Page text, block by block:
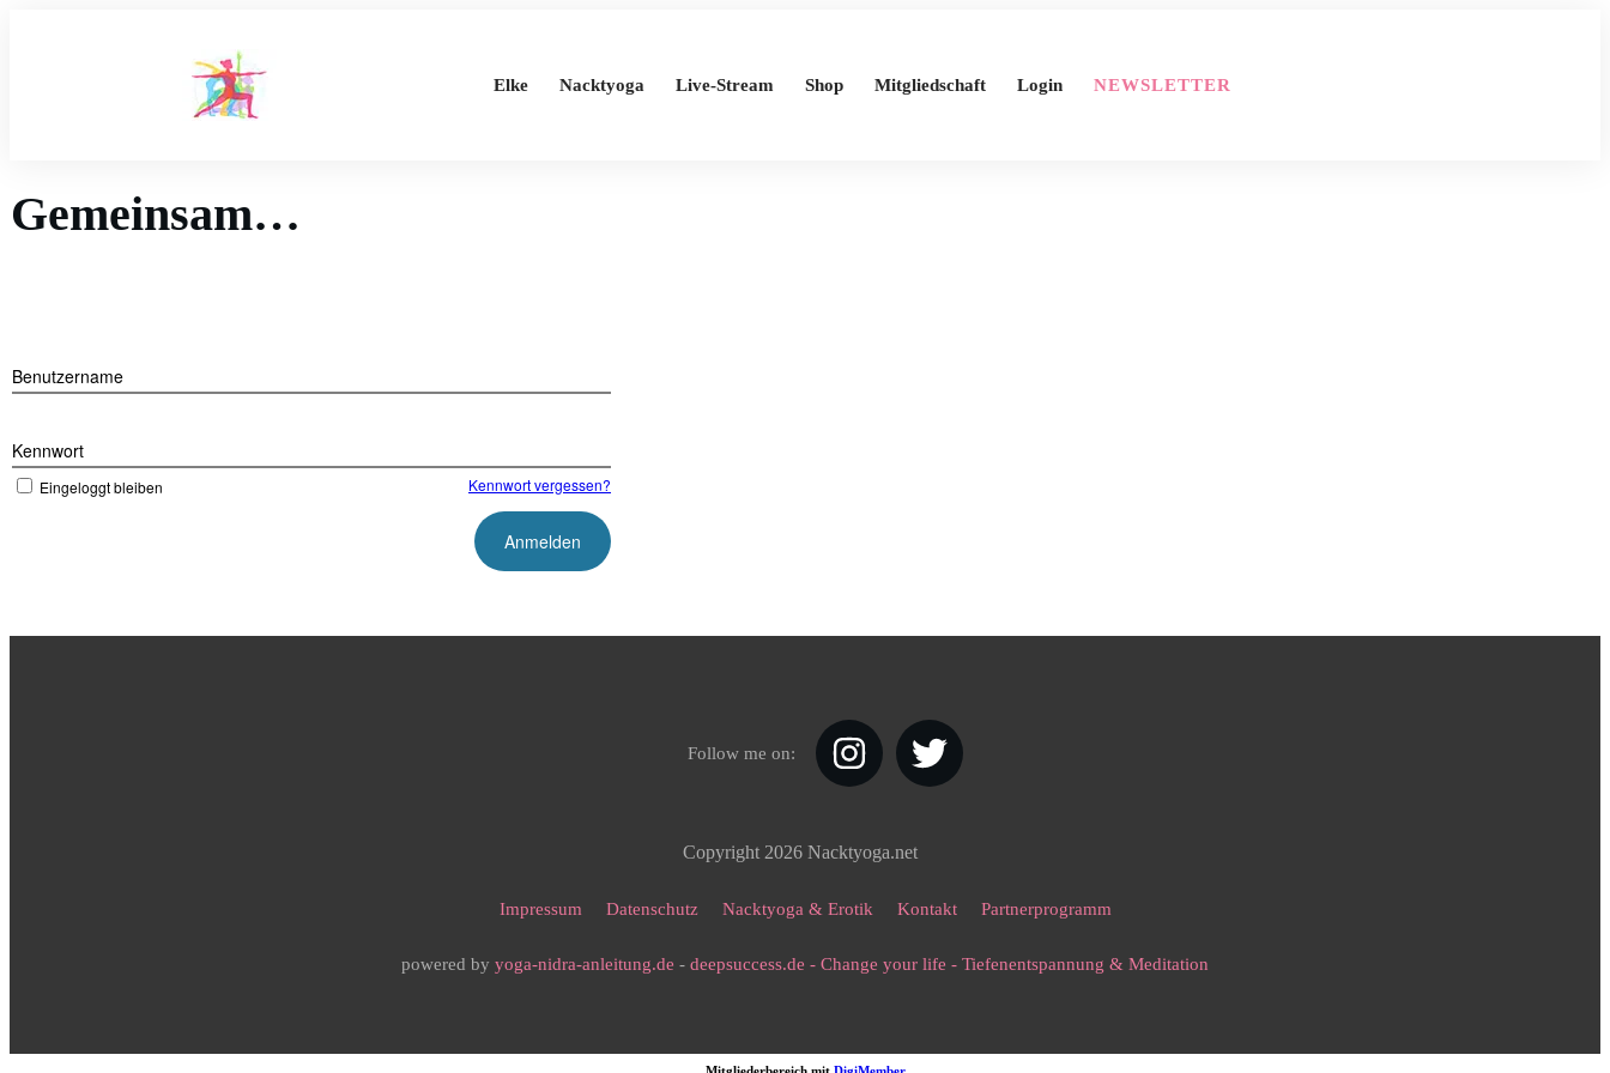
Elke Nacktyoga Live-Stream Shop Mitgliedschaft Login NEWSLETTER
Gemeinsam…
Benutzername
Kennwort
Eingeloggt bleiben Kennwort vergessen?
Follow me on:
Copyright 2026 Nacktyoga.net
Impressum Datenschutz Nacktyoga & Erotik Kontakt Partnerprogramm
powered by yoga-nidra-anleitung.de - deepsuccess.de - Change your life - Tiefenentspannung & Meditation